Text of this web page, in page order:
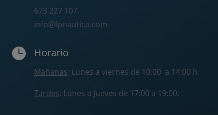
673 227 107
info@fpnautica.com
 Horario
Mañanas: Lunes a viernes de 10:00 a 14:00 h
Tardes: Lunes a Jueves de 17:00 a 19:00.